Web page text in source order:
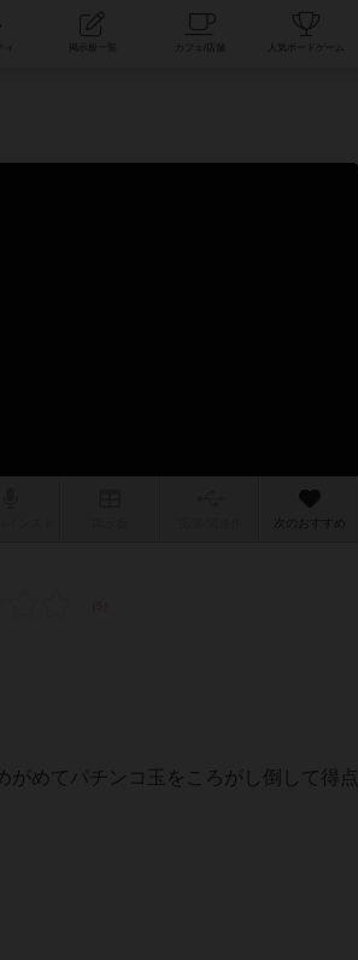
コミュニティ
次のおすすめ
がめてパチンコ玉をころがし倒して得点